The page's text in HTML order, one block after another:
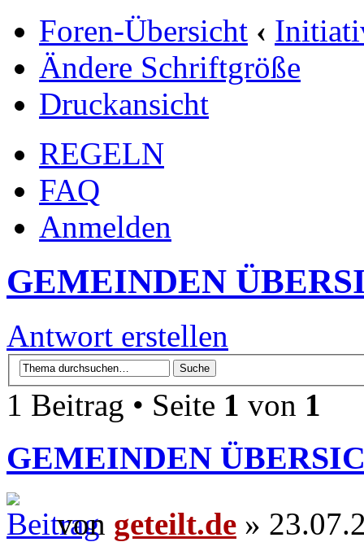
Foren-Übersicht ‹
Ändere Schriftgröße
Druckansicht
REGELN
FAQ
Anmelden
GEMEINDEN
Antwort erstellen
1 Beitrag • Seite 1 von 1
GEMEINDEN
von geteilt.de »